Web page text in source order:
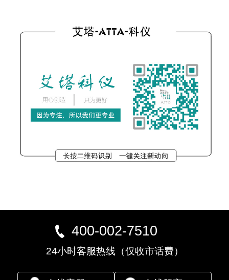
400-002-7510
24小时客服热线（仅收市话费）